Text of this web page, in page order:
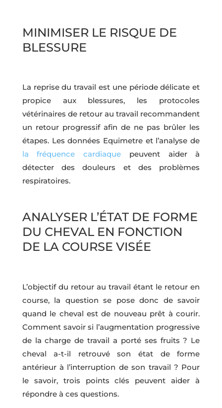
MINIMISER LE RISQUE DE
BLESSURE
La reprise du travail est une période délicate et
propice aux blessures, les protocoles
vétérinaires de retour au travail recommandent
un retour progressif afin de ne pas brûler les
étapes. Les données Equimetre et l’analyse de
la fréquence cardiaque peuvent aider à
détecter des douleurs et des problèmes
respiratoires.
ANALYSER L’ÉTAT DE FORME
DU CHEVAL EN FONCTION
DE LA COURSE VISÉE
L’objectif du retour au travail étant le retour en
course, la question se pose donc de savoir
quand le cheval est de nouveau prêt à courir.
Comment savoir si l’augmentation progressive
de la charge de travail a porté ses fruits ? Le
cheval a-t-il retrouvé son état de forme
antérieur à l’interruption de son travail ? Pour
le savoir, trois points clés peuvent aider à
répondre à ces questions.